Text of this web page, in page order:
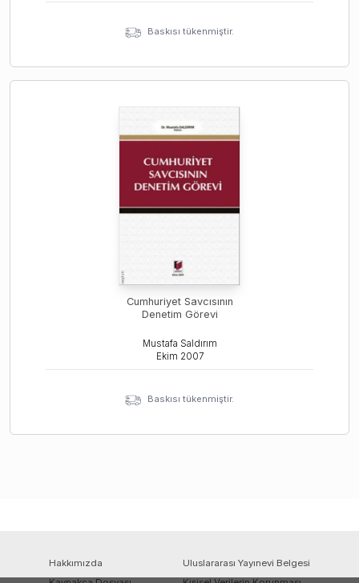
Baskısı tükenmiştir.
Cumhuriyet Savcısının
Denetim Görevi
Mustafa Saldırım
Ekim 2007
Baskısı tükenmiştir.
Hakkımızda
Uluslararası Yayınevi Belgesi